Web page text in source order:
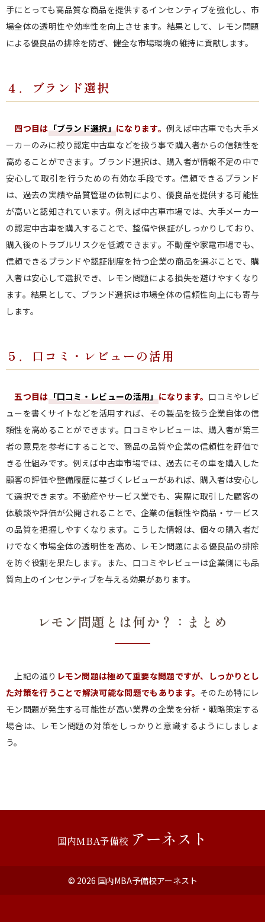
手にとっても高品質な商品を提供するインセンティブを強化し、市
場全体の透明性や効率性を向上させます。結果として、レモン問題
による優良品の排除を防ぎ、健全な市場環境の維持に貢献します。
４．ブランド選択
四つ目は「ブランド選択」になります。 例えば中古車でも大手メ
ーカーのみに絞り認定中古車などを扱う事で購入者からの信頼性を
高めることができます。ブランド選択は、購入者が情報不足の中で
安心して取引を行うための有効な手段です。信頼できるブランド
は、過去の実績や品質管理の体制により、優良品を提供する可能性
が高いと認知されています。例えば中古車市場では、大手メーカー
の認定中古車を購入することで、整備や保証がしっかりしており、
購入後のトラブルリスクを低減できます。不動産や家電市場でも、
信頼できるブランドや認証制度を持つ企業の商品を選ぶことで、購
入者は安心して選択でき、レモン問題による損失を避けやすくなり
ます。結果として、ブランド選択は市場全体の信頼性向上にも寄与
します。
５．口コミ・レビューの活用
五つ目は「口コミ・レビューの活用」になります。 口コミやレビ
ューを書くサイトなどを活用すれば、その製品を扱う企業自体の信
頼性を高めることができます。口コミやレビューは、購入者が第三
者の意見を参考にすることで、商品の品質や企業の信頼性を評価で
きる仕組みです。例えば中古車市場では、過去にその車を購入した
顧客の評価や整備履歴に基づくレビューがあれば、購入者は安心し
て選択できます。不動産やサービス業でも、実際に取引した顧客の
体験談や評価が公開されることで、企業の信頼性や商品・サービス
の品質を把握しやすくなります。こうした情報は、個々の購入者だ
けでなく市場全体の透明性を高め、レモン問題による優良品の排除
を防ぐ役割を果たします。また、口コミやレビューは企業側にも品
質向上のインセンティブを与える効果があります。
レモン問題とは何か？：まとめ
上記の通り レモン問題は極めて重要な問題ですが、しっかりとし
た対策を行うことで解決可能な問題でもあります。 そのため特にレ
モン問題が発生する可能性が高い業界の企業を分析・戦略策定する
場合は、レモン問題の対策をしっかりと意識するようにしましょ
う。
国内MBA予備校 アーネスト
© 2026 国内MBA予備校アーネスト